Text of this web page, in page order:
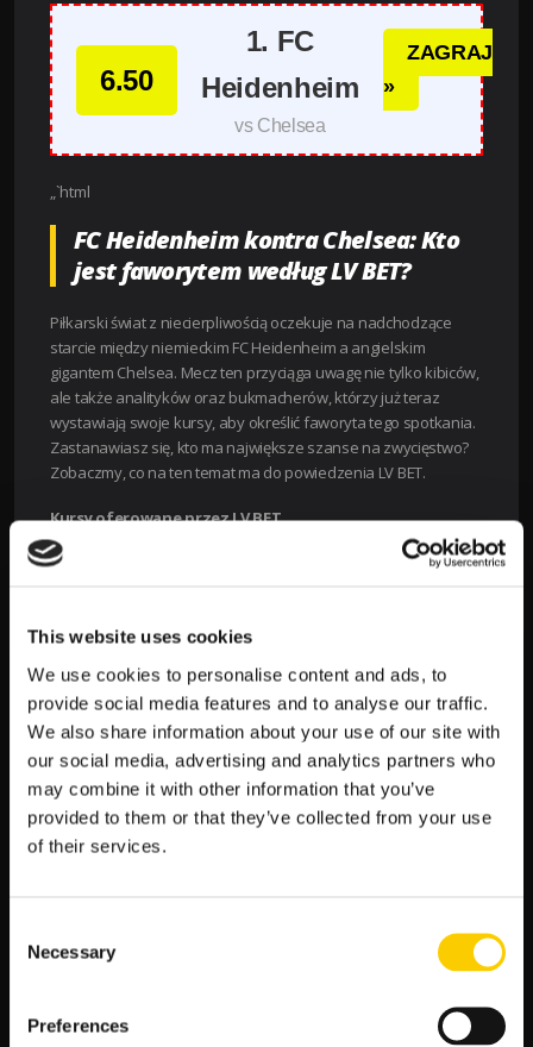
This website uses cookies
We use cookies to personalise content and ads, to
provide social media features and to analyse our traffic.
We also share information about your use of our site with
our social media, advertising and analytics partners who
may combine it with other information that you’ve
provided to them or that they’ve collected from your use
of their services.
Selection
Necessary
Preferences
6.50
1. FC
Heidenheim
vs Chelsea
ZAGRAJ
»
„`html
FC Heidenheim kontra Chelsea: Kto
jest faworytem według LV BET?
Piłkarski świat z niecierpliwością oczekuje na nadchodzące
starcie między niemieckim FC Heidenheim a angielskim
gigantem Chelsea. Mecz ten przyciąga uwagę nie tylko kibiców,
ale także analityków oraz bukmacherów, którzy już teraz
wystawiają swoje kursy, aby określić faworyta tego spotkania.
Zastanawiasz się, kto ma największe szanse na zwycięstwo?
Zobaczmy, co na ten temat ma do powiedzenia LV BET.
Kursy oferowane przez LV BET
Analizując kursy na nadchodzący mecz, nie da się ukryć, że
jasno wskazuje na to, że bukmacherzy są przekonani o ich
wiodącej roli. Z kolei kurs na wygraną FC Heidenheim jest
zdecydowanie wyższy, wynosząc 6.50. To sugeruje, że
niemiecki zespół potrzebuje cudu, aby odnieść sukces w tym
meczu.
Przewidywania na wynik meczu:
Zwycięstwo Chelsea:1.44
Remis:4.75
Chelsea ma wiele atutów na swoją korzyść. Po pierwsze, klub z
międzynarodowych gwiazd. Tacy gracze jak Raheem Sterling,